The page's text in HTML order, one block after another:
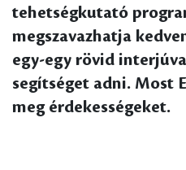
tehetségkutató
megszavazhatja
egy-egy rövid
segítséget adni. Most
meg érdekességeket.